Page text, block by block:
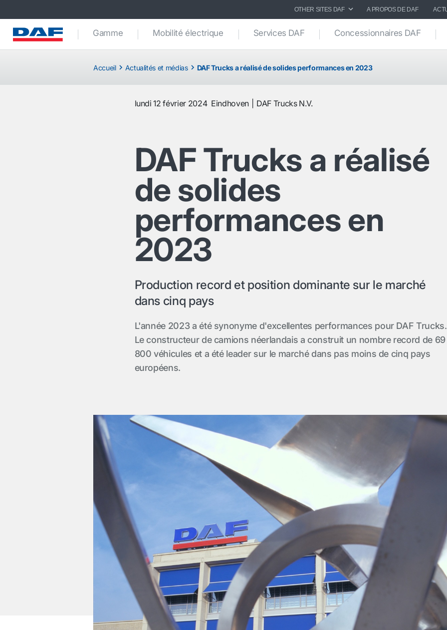
OTHER SITES DAF A PROPOS DE DAF
Gamme Mobilité électrique Services DAF Concessionnaires DAF
Accueil Actualités et médias DAF Trucks a réalisé de solides performances en 2023
lundi 12 février 2024 Eindhoven DAF Trucks N.V.
DAF Trucks a réalisé
de solides
performances en
2023
Production record et position dominante sur le marché
dans cinq pays
L'année 2023 a été synonyme d'excellentes performances pour DAF Trucks.
Le constructeur de camions néerlandais a construit un nombre record de 69
800 véhicules et a été leader sur le marché dans pas moins de cinq pays
européens.